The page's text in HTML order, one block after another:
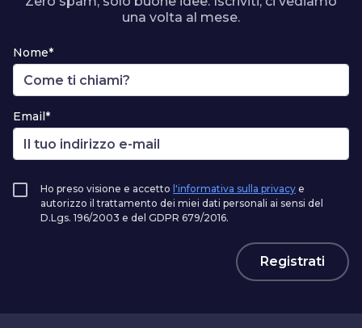
una volta al mese.
Nome*
Email*
Ho preso visione e accetto l'informativa sulla privacy e
autorizzo il trattamento dei miei dati personali ai sensi del
D.Lgs. 196/2003 e del GDPR 679/2016.
Registrati